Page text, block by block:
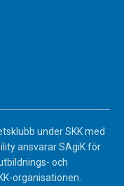
under SKK med
ansvarar SAgiK för
och
organisationen.